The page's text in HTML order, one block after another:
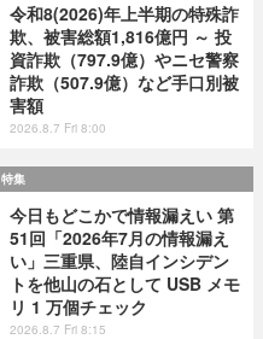
令和8(2026)年上半期の特殊詐
欺、被害総額1,816億円 ～ 投
資詐欺（797.9億）やニセ警察
詐欺（507.9億）など手口別被
害額
2026.8.7 Fri 8:00
特集
今日もどこかで情報漏えい 第
51回「2026年7月の情報漏え
い」三重県、陸自インシデン
トを他山の石として USB メモ
リ 1 万個チェック
2026.8.7 Fri 8:15